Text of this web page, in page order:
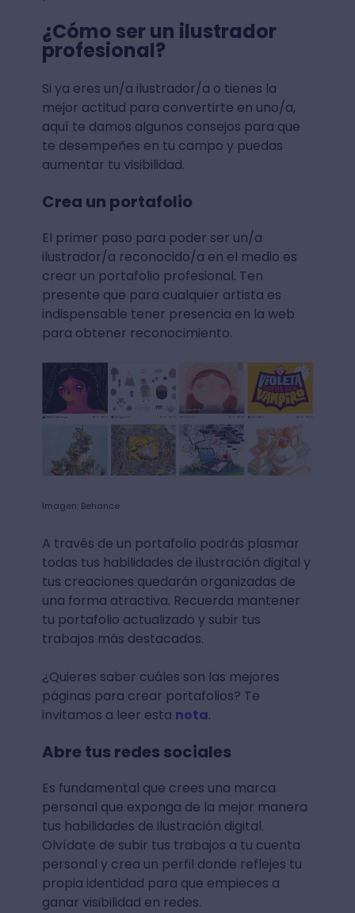
¿Cómo ser un ilustrador
profesional?
Si ya eres un/a ilustrador/a o tienes la
mejor actitud para convertirte en uno/a,
aquí te damos algunos consejos para que
te desempeñes en tu campo y puedas
aumentar tu visibilidad.
Crea un portafolio
El primer paso para poder ser un/a
ilustrador/a reconocido/a en el medio es
crear un portafolio profesional. Ten
presente que para cualquier artista es
indispensable tener presencia en la web
para obtener reconocimiento.
Imagen: Behance
A través de un portafolio podrás plasmar
todas tus habilidades de ilustración digital y
tus creaciones quedarán organizadas de
una forma atractiva. Recuerda mantener
tu portafolio actualizado y subir tus
trabajos más destacados.
¿Quieres saber cuáles son las mejores
páginas para crear portafolios? Te
invitamos a leer esta nota.
Abre tus redes sociales
Es fundamental que crees una marca
personal que exponga de la mejor manera
tus habilidades de ilustración digital.
Olvídate de subir tus trabajos a tu cuenta
personal y crea un perfil donde reflejes tu
propia identidad para que empieces a
ganar visibilidad en redes.